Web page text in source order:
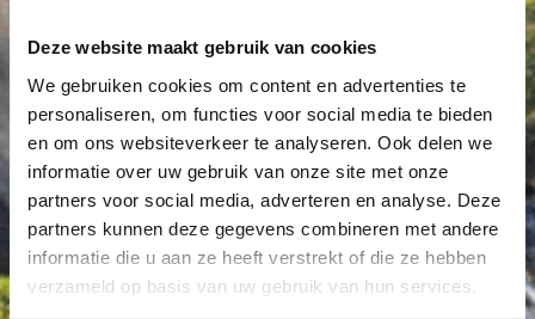
Deze website maakt gebruik van cookies
We gebruiken cookies om content en advertenties te
personaliseren, om functies voor social media te bieden
en om ons websiteverkeer te analyseren. Ook delen we
informatie over uw gebruik van onze site met onze
partners voor social media, adverteren en analyse. Deze
partners kunnen deze gegevens combineren met andere
informatie die u aan ze heeft verstrekt of die ze hebben
verzameld op basis van uw gebruik van hun services.